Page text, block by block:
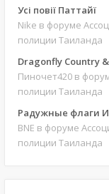
Усі повії Паттайї
Nike в форуме
полиции Таиланда
Dragonfly Country
Пиночет420 в
полиции Таиланда
Радужные флаги
BNE в форуме
полиции Таиланда